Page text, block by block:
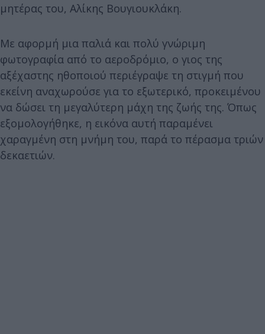
μητέρας του, Αλίκης Βουγιουκλάκη.
Με αφορμή μια παλιά και πολύ γνώριμη
φωτογραφία από το αεροδρόμιο, ο γιος της
αξέχαστης ηθοποιού περιέγραψε τη στιγμή που
εκείνη αναχωρούσε για το εξωτερικό, προκειμένου
να δώσει τη μεγαλύτερη μάχη της ζωής της. Όπως
εξομολογήθηκε, η εικόνα αυτή παραμένει
χαραγμένη στη μνήμη του, παρά το πέρασμα τριών
δεκαετιών.